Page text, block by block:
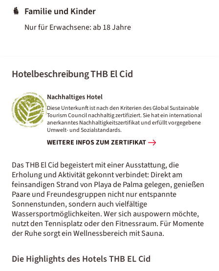
Familie und Kinder
Nur für Erwachsene: ab 18 Jahre
Hotelbeschreibung THB El Cid
Nachhaltiges Hotel
Diese Unterkunft ist nach den Kriterien des Global Sustainable
Tourism Council nachhaltig zertifiziert. Sie hat ein international
anerkanntes Nachhaltigkeitszertifikat und erfüllt vorgegebene
Umwelt- und Sozialstandards.
WEITERE INFOS ZUM ZERTIFIKAT
Das THB El Cid begeistert mit einer Ausstattung, die
Erholung und Aktivität gekonnt verbindet: Direkt am
feinsandigen Strand von Playa de Palma gelegen, genießen
Paare und Freundesgruppen nicht nur entspannte
Sonnenstunden, sondern auch vielfältige
Wassersportmöglichkeiten. Wer sich auspowern möchte,
nutzt den Tennisplatz oder den Fitnessraum. Für Momente
der Ruhe sorgt ein Wellnessbereich mit Sauna.
Die Highlights des Hotels THB EL Cid